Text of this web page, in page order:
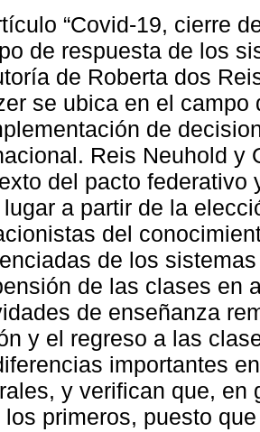
“Covid-19, cierre
de respuesta de los
de Roberta dos
se ubica en el
de
Reis Neuhold y
del pacto
a partir de la
del
de los
de las clases en
de enseñanza
y el regreso a las
importantes
y verifican que, en
los primeros, puesto